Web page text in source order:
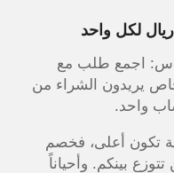
اجمع طلب مع
أو إخوانك. إذا كان 3 أشخاص يريدون الشراء من
واحد.
تكون أعلى، فخصم
بينكم. وأحياناً